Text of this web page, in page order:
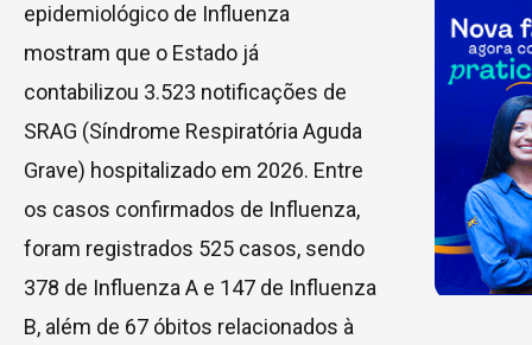
epidemiológico de Influenza
mostram que o Estado já
contabilizou 3.523 notificações de
SRAG (Síndrome Respiratória Aguda
Grave) hospitalizado em 2026. Entre
os casos confirmados de Influenza,
foram registrados 525 casos, sendo
378 de Influenza A e 147 de Influenza
B, além de 67 óbitos relacionados à